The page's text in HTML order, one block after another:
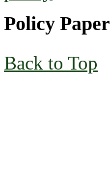
Policy Paper
Back to Top